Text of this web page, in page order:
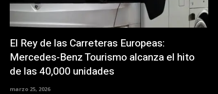
El Rey de las Carreteras Europeas:
Mercedes-Benz Tourismo alcanza el hito
de las 40,000 unidades
marzo 25, 2026